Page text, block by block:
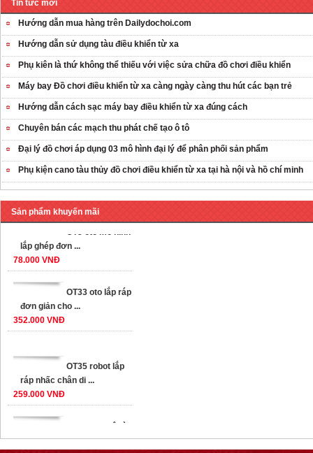
Tin tức mới
Hướng dẫn mua hàng trên Dailydochoi.com
Hướng dẫn sử dụng tàu điều khiển từ xa
Phụ kiên là thứ không thể thiếu với việc sửa chữa đồ chơi điều khiển
Máy bay Đồ chơi điều khiển từ xa càng ngày càng thu hút các bạn trẻ
Hướng dẫn cách sạc máy bay điều khiển từ xa đúng cách
Chuyên bán các mạch thu phát chế tạo ô tô
Đại lý đồ chơi áp dụng 03 mô hình đại lý để phân phối sản phẩm
Phụ kiện cano tàu thủy đồ chơi điều khiển từ xa tại hà nội và hồ chí minh
Sản phẩm khuyến mãi
OT35 robot lắp
ráp nhấc chân di ...
259.000 VNĐ
OT36 oto mô hình
đơn giản có ...
OT5 ôtô mô hình
lắp ghép đơn ...
78.000 VNĐ
đơn giản cho ...
352.000 VNĐ
ráp nhấc chân di ...
259.000 VNĐ
75.000 VNĐ